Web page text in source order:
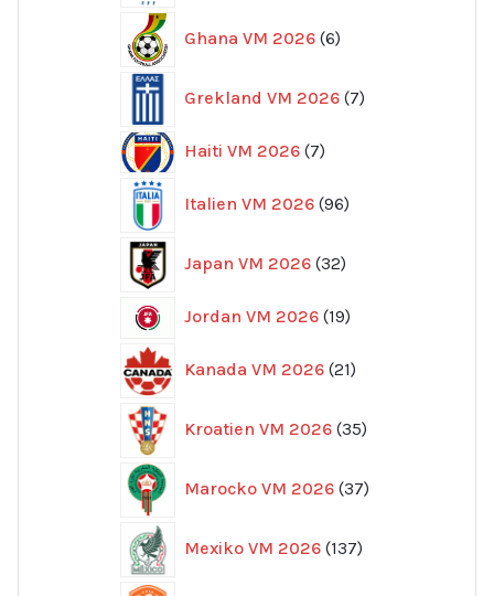
Ghana VM 2026 6
produkter
Grekland VM 2026 7
produkter
Haiti VM 2026 77
Italien VM 2026 96
produkter
Japan VM 2026 32
produkter
Jordan VM 2026 1919
Kanada VM 2026 21
produkter
Kroatien VM 2026 35
produkter
Marocko VM 2026 37
produkter
Mexiko VM 2026 137
produkter